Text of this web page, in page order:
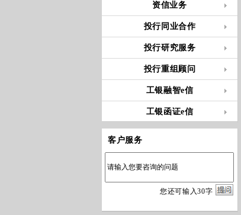
资信业务
投行同业合作
投行研究服务
投行重组顾问
工银融智e信
工银函证e信
客户服务
您还可输入30字